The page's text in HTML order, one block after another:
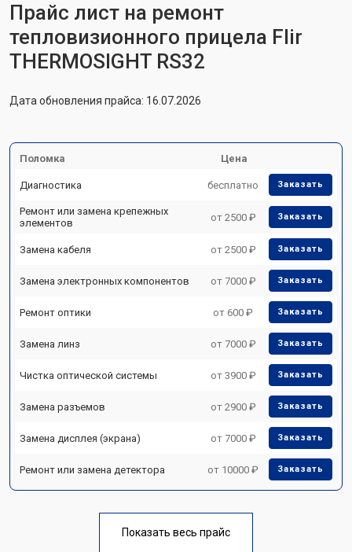
Прайс лист на ремонт
тепловизионного прицела Flir
THERMOSIGHT RS32
Дата обновления прайса: 16.07.2026
Поломка Цена
Диагностика бесплатно Заказать
Ремонт или замена крепежных
элементов
от 2500 ₽ Заказать
Замена кабеля от 2500 ₽ Заказать
Замена электронных компонентов от 7000 ₽ Заказать
Ремонт оптики от 600 ₽ Заказать
Замена линз от 7000 ₽ Заказать
Чистка оптической системы от 3900 ₽ Заказать
Замена разъемов от 2900 ₽ Заказать
Замена дисплея (экрана) от 7000 ₽ Заказать
Ремонт или замена детектора от 10000 ₽ Заказать
Показать весь прайс